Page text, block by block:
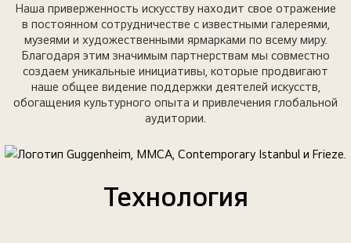
Наша приверженность искусству находит свое отражение
в постоянном сотрудничестве с известными галереями,
музеями и художественными ярмарками по всему миру.
Благодаря этим значимым партнерствам мы совместно
создаем уникальные инициативы, которые продвигают
наше общее видение поддержки деятелей искусств,
обогащения культурного опыта и привлечения глобальной
аудитории.
Технология